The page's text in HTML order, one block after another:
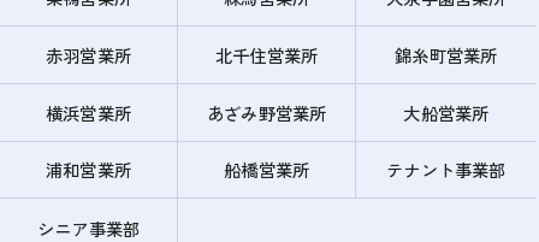
赤羽営業所 北千住営業所 錦糸町営業所
横浜営業所 あざみ野営業所 大船営業所
浦和営業所 船橋営業所 テナント事業部
シニア事業部